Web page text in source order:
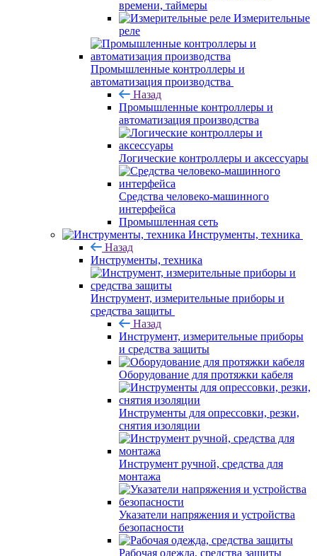
времени, таймеры
Измерительные
реле
Промышленные контроллеры и
автоматизация производства
Назад
Промышленные контроллеры и
автоматизация производства
Логические контроллеры и аксессуары
Средства человеко-машинного
интерфейса
Промышленная сеть
Инструменты, техника
Назад
Инструменты, техника
Инструмент, измерительные приборы и
средства защиты
Назад
Инструмент, измерительные приборы
и средства защиты
Оборудование для протяжки кабеля
Инструменты для опрессовки, резки,
снятия изоляции
Инструмент ручной, средства для
монтажа
Указатели напряжения и устройства
безопасности
Рабочая одежда, средства защиты